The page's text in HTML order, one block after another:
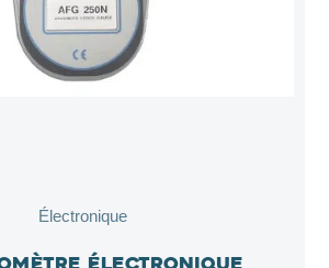
Électronique